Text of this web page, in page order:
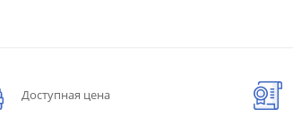
Доступная цена